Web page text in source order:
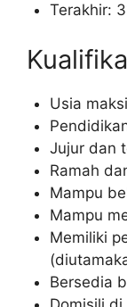
Terakhir:
Usia
Jujur dan
Ramah
Mampu
Mampu
Memiliki
Bersedia